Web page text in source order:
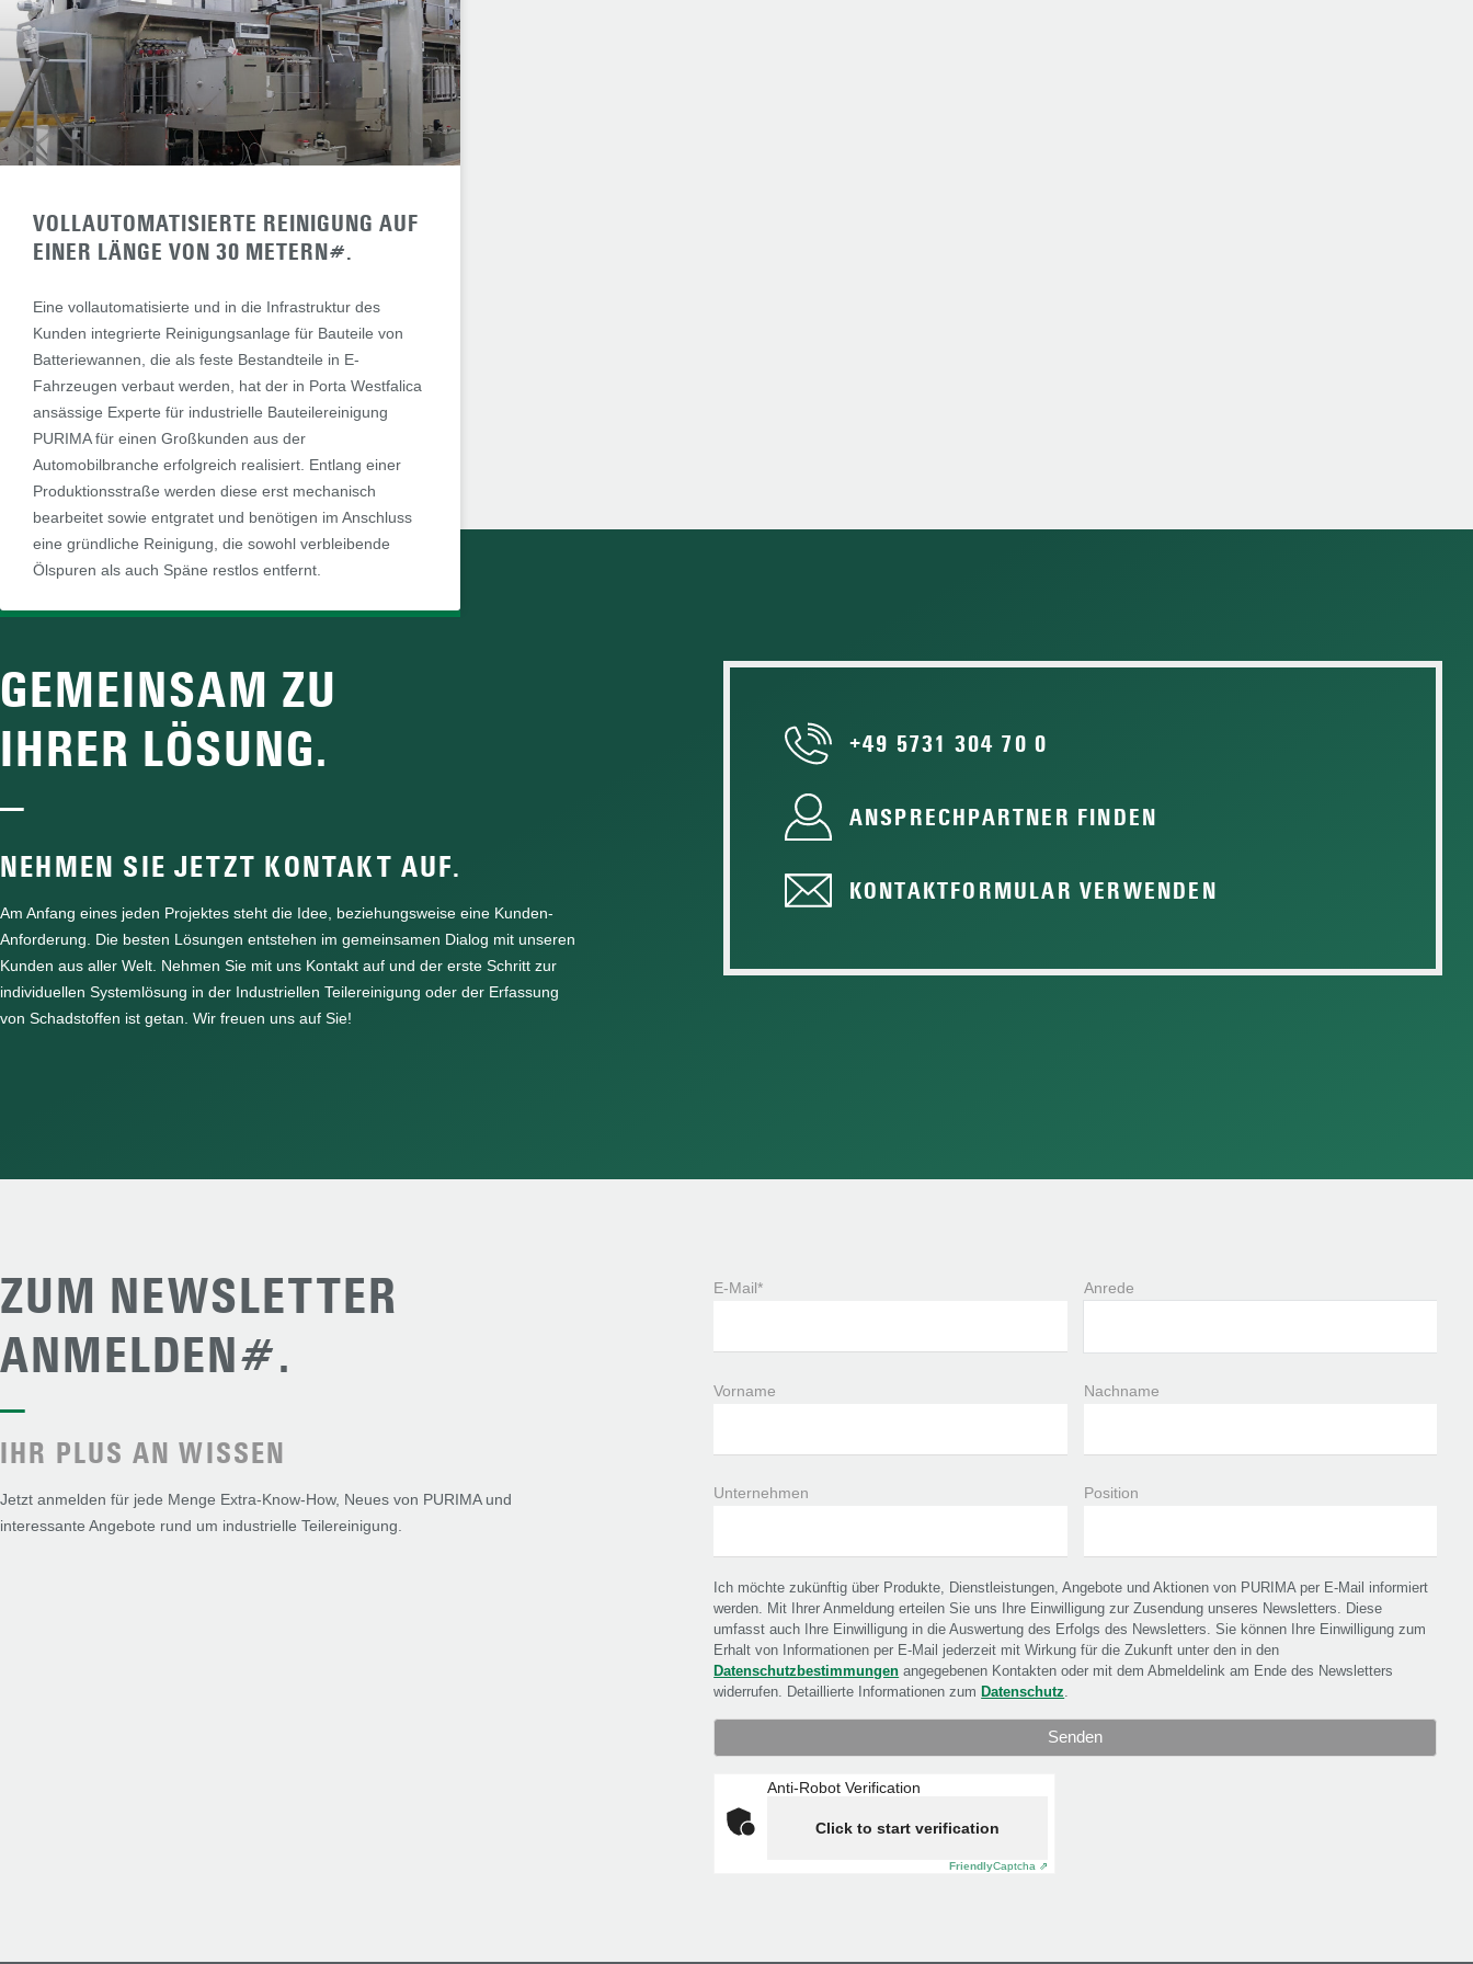
VOLLAUTOMATISIERTE REINIGUNG AUF
EINER LÄNGE VON 30 METERN#.
Eine vollautomatisierte und in die Infrastruktur des
Kunden integrierte Reinigungsanlage für Bauteile von
Batteriewannen, die als feste Bestandteile in E-
Fahrzeugen verbaut werden, hat der in Porta Westfalica
ansässige Experte für industrielle Bauteilereinigung
PURIMA für einen Großkunden aus der
Automobilbranche erfolgreich realisiert. Entlang einer
Produktionsstraße werden diese erst mechanisch
bearbeitet sowie entgratet und benötigen im Anschluss
eine gründliche Reinigung, die sowohl verbleibende
Ölspuren als auch Späne restlos entfernt.
GEMEINSAM ZU
IHRER LÖSUNG.
—
NEHMEN SIE JETZT KONTAKT AUF.
Am Anfang eines jeden Projektes steht die Idee, beziehungsweise eine Kunden-
Anforderung. Die besten Lösungen entstehen im gemeinsamen Dialog mit unseren
Kunden aus aller Welt. Nehmen Sie mit uns Kontakt auf und der erste Schritt zur
individuellen Systemlösung in der Industriellen Teilereinigung oder der Erfassung
von Schadstoffen ist getan. Wir freuen uns auf Sie!
+49 5731 304 70 0
ANSPRECHPARTNER FINDEN
KONTAKTFORMULAR VERWENDEN
ZUM NEWSLETTER
ANMELDEN#.
—
IHR PLUS AN WISSEN
Jetzt anmelden für jede Menge Extra-Know-How, Neues von PURIMA und
interessante Angebote rund um industrielle Teilereinigung.
E-Mail* Anrede
Vorname Nachname
Unternehmen Position
Ich möchte zukünftig über Produkte, Dienstleistungen, Angebote und Aktionen von PURIMA per E-Mail informiert
werden. Mit Ihrer Anmeldung erteilen Sie uns Ihre Einwilligung zur Zusendung unseres Newsletters. Diese
umfasst auch Ihre Einwilligung in die Auswertung des Erfolgs des Newsletters. Sie können Ihre Einwilligung zum
Erhalt von Informationen per E-Mail jederzeit mit Wirkung für die Zukunft unter den in den
Datenschutzbestimmungen angegebenen Kontakten oder mit dem Abmeldelink am Ende des Newsletters
widerrufen. Detaillierte Informationen zumDatenschutz
Anti-Robot Verification
Click to start verification
FriendlyCaptcha ⇗